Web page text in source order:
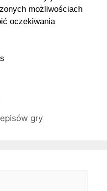
możliwościach
oczekiwania
gry